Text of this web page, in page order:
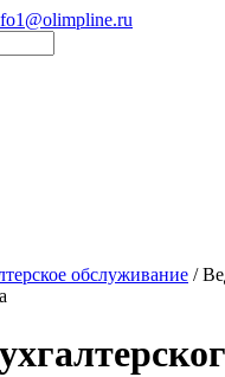
обслуживание /